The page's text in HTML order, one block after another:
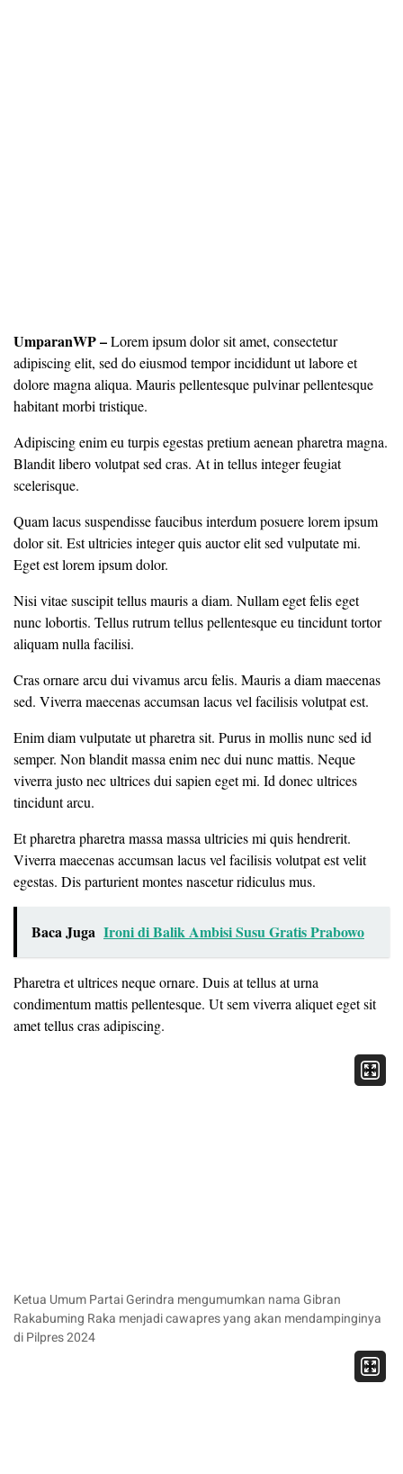
UmparanWP–Lorem ipsum dolor sit amet, consectetur
adipiscing elit, sed do eiusmod tempor incididunt ut labore et
dolore magna aliqua. Mauris pellentesque pulvinar pellentesque
habitant morbi tristique.
Adipiscing enim eu turpis egestas pretium aenean pharetra magna.
Blandit libero volutpat sed cras. At in tellus integer feugiat
scelerisque.
Quam lacus suspendisse faucibus interdum posuere lorem ipsum
dolor sit. Est ultricies integer quis auctor elit sed vulputate mi.
Eget est lorem ipsum dolor.
Nisi vitae suscipit tellus mauris a diam. Nullam eget felis eget
nunc lobortis. Tellus rutrum tellus pellentesque eu tincidunt tortor
aliquam nulla facilisi.
Cras ornare arcu dui vivamus arcu felis. Mauris a diam maecenas
sed. Viverra maecenas accumsan lacus vel facilisis volutpat est.
Enim diam vulputate ut pharetra sit. Purus in mollis nunc sed id
semper. Non blandit massa enim nec dui nunc mattis. Neque
viverra justo nec ultrices dui sapien eget mi. Id donec ultrices
tincidunt arcu.
Et pharetra pharetra massa massa ultricies mi quis hendrerit.
Viverra maecenas accumsan lacus vel facilisis volutpat est velit
egestas. Dis parturient montes nascetur ridiculus mus.
Baca Juga Ironi di Balik Ambisi Susu Gratis Prabowo
Pharetra et ultrices neque ornare. Duis at tellus at urna
condimentum mattis pellentesque. Ut sem viverra aliquet eget sit
amet tellus cras adipiscing.
Ketua Umum Partai Gerindra mengumumkan nama Gibran
Rakabuming Raka menjadi cawapres yang akan mendampinginya
di Pilpres 2024